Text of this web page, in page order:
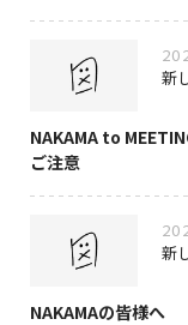
新
NAKAMA to
ご注意
新
NAKAMAの皆様へ